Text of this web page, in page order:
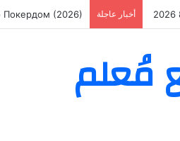
أخبار عاجلة Покердом (2026)
مُعلم